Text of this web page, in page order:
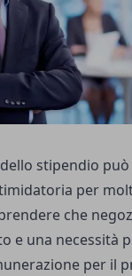
stipendio
per
che
e una necessità
per il